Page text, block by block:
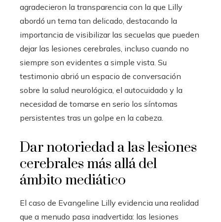
agradecieron la transparencia con la que Lilly
abordó un tema tan delicado, destacando la
importancia de visibilizar las secuelas que pueden
dejar las lesiones cerebrales, incluso cuando no
siempre son evidentes a simple vista. Su
testimonio abrió un espacio de conversación
sobre la salud neurológica, el autocuidado y la
necesidad de tomarse en serio los síntomas
persistentes tras un golpe en la cabeza.
Dar notoriedad a las lesiones
cerebrales más allá del
ámbito mediático
El caso de Evangeline Lilly evidencia una realidad
que a menudo pasa inadvertida: las lesiones